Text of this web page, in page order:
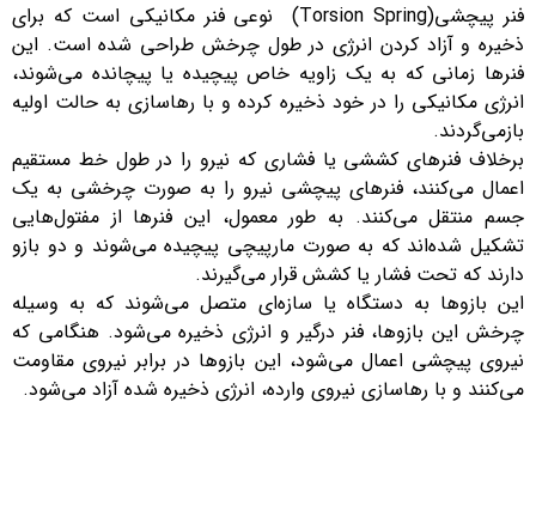
فنر پیچشی(Torsion Spring) نوعی فنر مکانیکی است که برای
ذخیره و آزاد کردن انرژی در طول چرخش طراحی شده است. این
فنرها زمانی که به یک زاویه خاص پیچیده یا پیچانده می‌شوند،
انرژی مکانیکی را در خود ذخیره کرده و با رهاسازی به حالت اولیه
بازمی‌گردند.
برخلاف فنرهای کششی یا فشاری که نیرو را در طول خط مستقیم
اعمال می‌کنند، فنرهای پیچشی نیرو را به صورت چرخشی به یک
جسم منتقل می‌کنند. به طور معمول، این فنرها از مفتول‌هایی
تشکیل شده‌اند که به صورت مارپیچی پیچیده می‌شوند و دو بازو
دارند که تحت فشار یا کشش قرار می‌گیرند.
این بازوها به دستگاه یا سازه‌ای متصل می‌شوند که به وسیله
چرخش این بازوها، فنر درگیر و انرژی ذخیره می‌شود. هنگامی که
نیروی پیچشی اعمال می‌شود، این بازوها در برابر نیروی مقاومت
می‌کنند و با رهاسازی نیروی وارده، انرژی ذخیره شده آزاد می‌شود.